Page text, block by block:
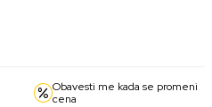
Obavesti me kada se promeni
cena